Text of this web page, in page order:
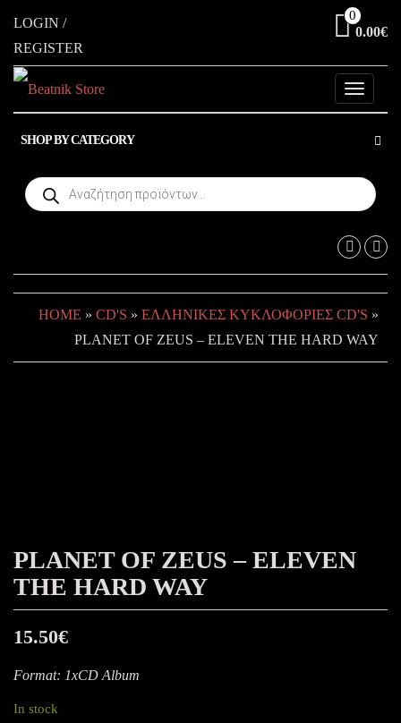
content
LOGIN /
REGISTER
0
0.00€
Toggle
SHOP BY CATEGORY
Products
search
HOME » CD'S » ΕΛΛΗΝΙΚΈΣ ΚΥΚΛΟΦΟΡΊΕΣ CD'S »
PLANET OF ZEUS – ELEVEN THE HARD WAY
PLANET OF ZEUS – ELEVEN
THE HARD WAY
15.50€
Format: 1xCD Album
In stock